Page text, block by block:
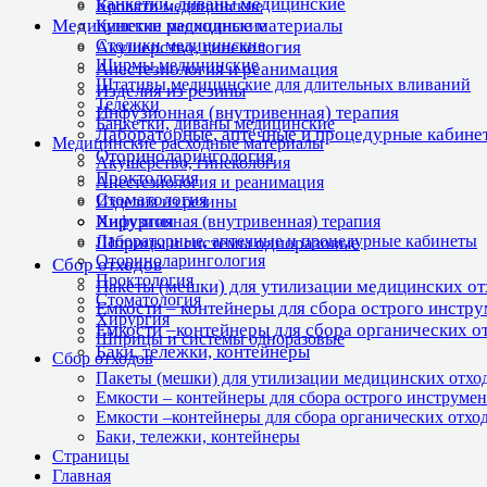
Медицинские расходные материалы
Акушерство, гинекология
Анестезиология и реанимация
Изделия из резины
Инфузионная (внутривенная) терапия
Лабораторные, аптечные и процедурные
Оториноларингология
Проктология
Стоматология
Хирургия
Шприцы и системы одноразовые
Сбор отходов
Пакеты (мешки) для утилизации медицинских
Емкости – контейнеры для сбора острого
Емкости –контейнеры для сбора органических
Баки, тележки, контейнеры
Кровати медицинские
Кушетки медицинские
Столики медицинские
Ширмы медицинские
Штативы медицинские для длительных вливаний
Тележки
Банкетки, диваны медицинские
Медицинские расходные материалы
Акушерство, гинекология
Анестезиология и реанимация
Изделия из резины
Инфузионная (внутривенная) терапия
Лабораторные, аптечные и процедурные кабинеты
Оториноларингология
Проктология
Стоматология
Хирургия
Шприцы и системы одноразовые
Сбор отходов
Пакеты (мешки) для утилизации медицинских
Емкости – контейнеры для сбора острого
Емкости –контейнеры для сбора органических
Баки, тележки, контейнеры
Страницы
Главная